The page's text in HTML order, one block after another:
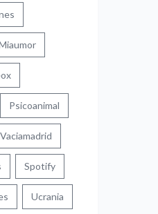
Psicoanimal
Spotify
Ucrania